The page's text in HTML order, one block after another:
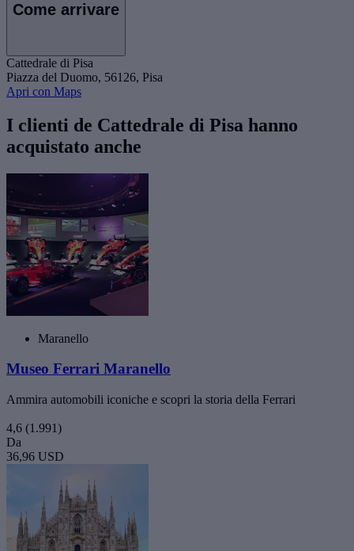
Come arrivare
Cattedrale di Pisa
Piazza del Duomo, 56126, Pisa
Apri con Maps
I clienti de Cattedrale di Pisa hanno
acquistato anche
Maranello
Museo Ferrari Maranello
Ammira automobili iconiche e scopri la storia della Ferrari
4,6 (1.991)
Da
36,96 USD